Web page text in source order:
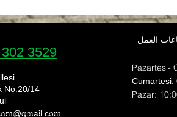
3529
No:20/14
@gmail.com
العمل
Pazartesi-
​​Cumartesi:
​Pazar:
bülent nakliyat ekim nakliyat ev taşıma evden eve nakliyat fiyat eve nakliyat fulya nakliye fulya nakliyeci